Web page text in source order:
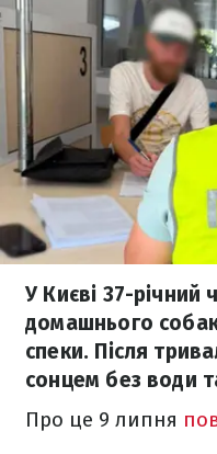
У Києві 37-річний
домашнього
спеки. Після
сонцем без води
Про це 9 липня